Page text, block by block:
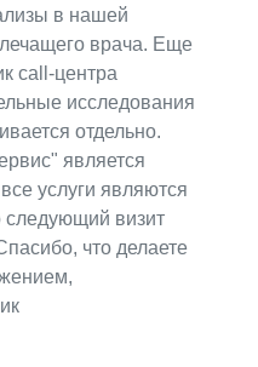
в нашей
врача. Еще
call-центра
исследования
отдельно.
является
услуги являются
визит
что делаете